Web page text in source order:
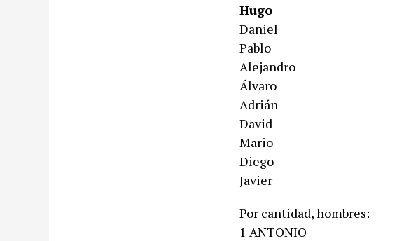
Hugo
Daniel
Pablo
Alejandro
Álvaro
Adrián
David
Mario
Diego
Javier
Por cantidad, hombres:
1 ANTONIO